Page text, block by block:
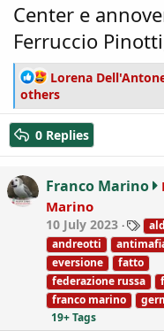
Center e
Ferruccio
R
e
a
c
t
i
o
n
s
:
Lorena
others
0 Replies
Franco Marino
Marino
10 July 2023
T
a
g
s
andreotti
eversione
fatto
federazione russa
franco marino
19+ Tags